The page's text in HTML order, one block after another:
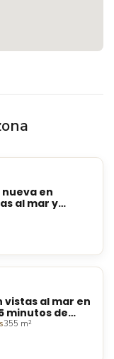
en
al mar y
con
vistas al mar en
minutos de
355 m²